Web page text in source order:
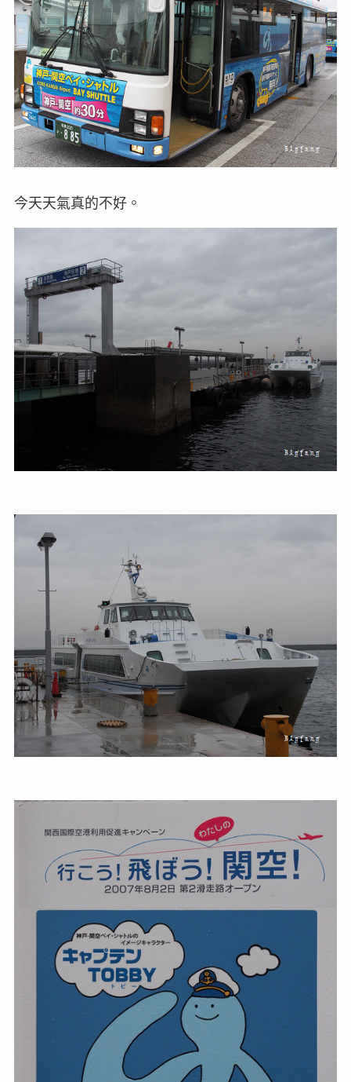
今天天氣真的不好。